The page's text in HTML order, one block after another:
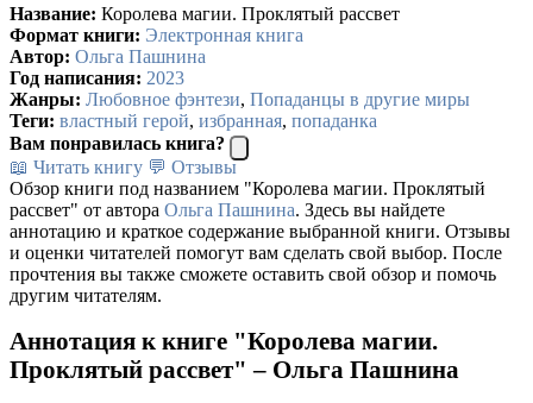
Название: Королева магии. Проклятый рассвет
Формат книги: Электронная книга
Автор: Ольга Пашнина
Год написания: 2023
Жанры: Любовное фэнтези, Попаданцы в другие миры
Теги: властный герой, избранная, попаданка
Вам понравилась книга?
📖 Читать книгу 💬 Отзывы
Обзор книги под названием "Королева магии. Проклятый
рассвет" от автора Ольга Пашнина. Здесь вы найдете
аннотацию и краткое содержание выбранной книги. Отзывы
и оценки читателей помогут вам сделать свой выбор. После
прочтения вы также сможете оставить свой обзор и помочь
другим читателям.
Аннотация к книге "Королева магии.
Проклятый рассвет" – Ольга Пашнина